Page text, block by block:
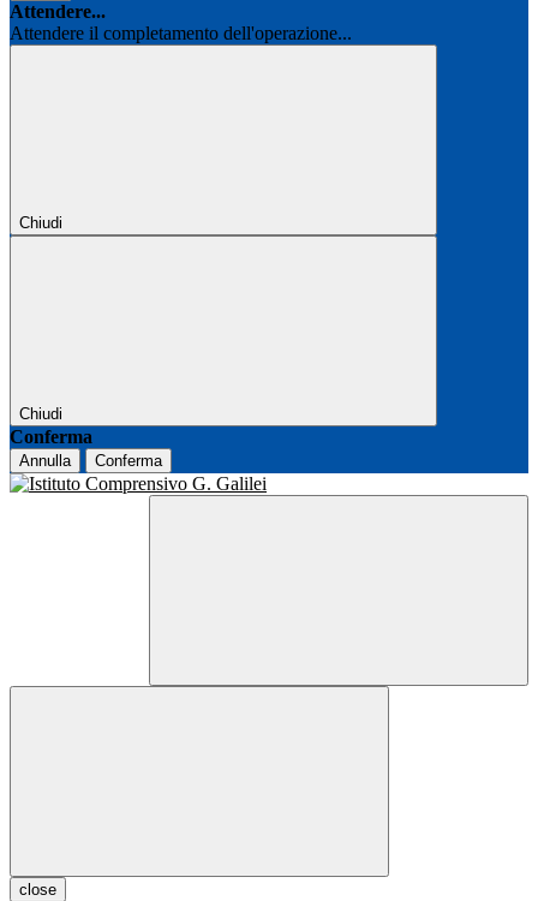
Attendere...
Attendere il completamento dell'operazione...
Chiudi
Chiudi
Conferma
Annulla Conferma
close